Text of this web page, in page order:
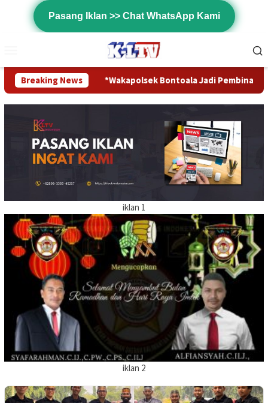
Pasang Iklan >> Chat WhatsApp Kami
Mobile
Breaking News*Wakapolsek Bontoala Jadi Pembina upacara
iklan 1
iklan 2